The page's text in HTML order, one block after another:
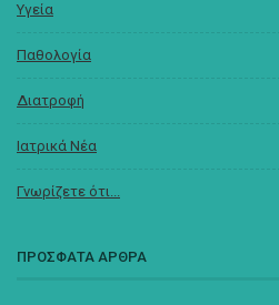
Υγεία
Παθολογία
Διατροφή
Ιατρικά Νέα
Γνωρίζετε ότι...
ΠΡΟΣΦΑΤΑ ΑΡΘΡΑ